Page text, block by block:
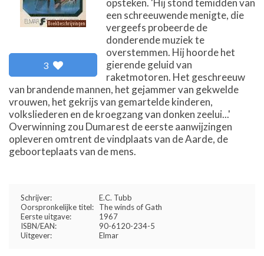
3
opsteken. 'Hij stond temidden van
een schreeuwende menigte, die
vergeefs probeerde de
donderende muziek te
overstemmen. Hij hoorde het
gierende geluid van
raketmotoren. Het geschreeuw
van brandende mannen, het gejammer van gekwelde
vrouwen, het gekrijs van gemartelde kinderen,
volksliederen en de kroegzang van donken zeelui...'
Overwinning zou Dumarest de eerste aanwijzingen
opleveren omtrent de vindplaats van de Aarde, de
geboorteplaats van de mens.
Schrijver:
E.C. Tubb
Oorspronkelijke titel:
The winds of Gath
Eerste uitgave:
1967
ISBN/EAN:
90-6120-234-5
Uitgever:
Elmar